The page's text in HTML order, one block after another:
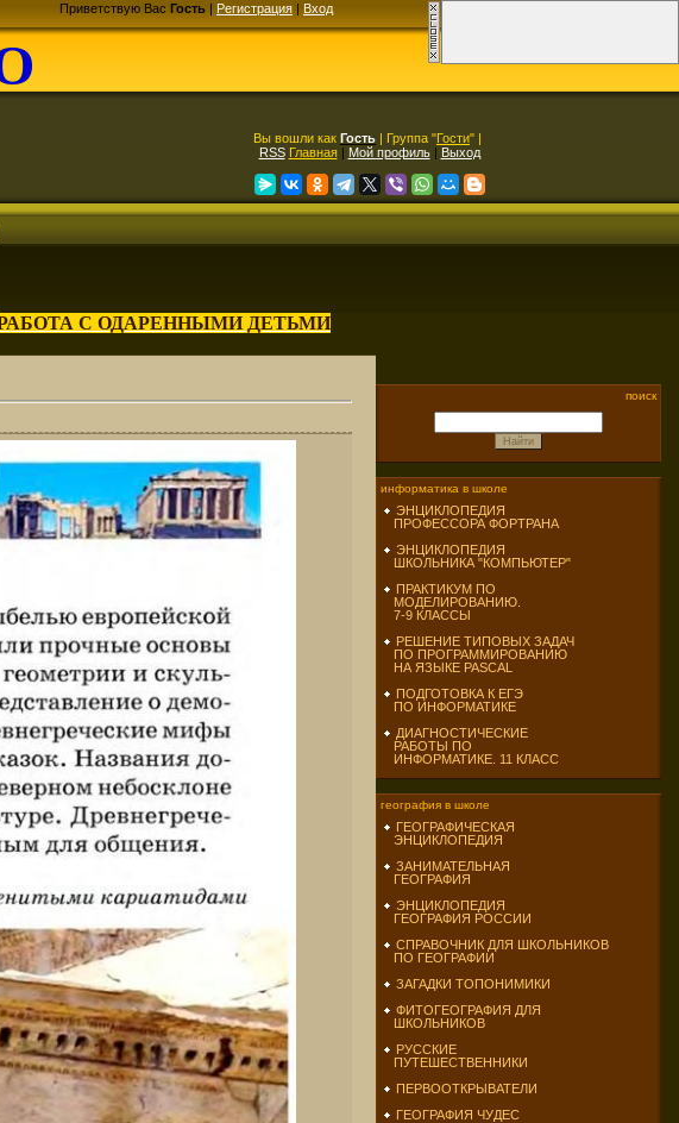
Приветствую Вас Гость | Регистрация | Вход
Вы вошли как Гость | Группа "Гости" |
RSS Главная| Мой профиль| Выход
С ОДАРЕННЫМИ ДЕТЬМИ
поиск
информатика в школе
ЭНЦИКЛОПЕДИЯ
ПРОФЕССОРА ФОРТРАНА
ЭНЦИКЛОПЕДИЯ
ШКОЛЬНИКА "КОМПЬЮТЕР"
ПРАКТИКУМ ПО
МОДЕЛИРОВАНИЮ.
7-9 КЛАССЫ
РЕШЕНИЕ ТИПОВЫХ ЗАДАЧ
ПО ПРОГРАММИРОВАНИЮ
НА ЯЗЫКЕ PASCAL
ПОДГОТОВКА К ЕГЭ
ПО ИНФОРМАТИКЕ
ДИАГНОСТИЧЕСКИЕ
РАБОТЫ ПО
ИНФОРМАТИКЕ. 11 КЛАСС
география в школе
ГЕОГРАФИЧЕСКАЯ
ЭНЦИКЛОПЕДИЯ
ЗАНИМАТЕЛЬНАЯ
ГЕОГРАФИЯ
ЭНЦИКЛОПЕДИЯ
ГЕОГРАФИЯ РОССИИ
СПРАВОЧНИК ДЛЯ ШКОЛЬНИКОВ
ПО ГЕОГРАФИИ
ЗАГАДКИ ТОПОНИМИКИ
ФИТОГЕОГРАФИЯ ДЛЯ
ШКОЛЬНИКОВ
РУССКИЕ
ПУТЕШЕСТВЕННИКИ
ПЕРВООТКРЫВАТЕЛИ
ГЕОГРАФИЯ ЧУДЕС